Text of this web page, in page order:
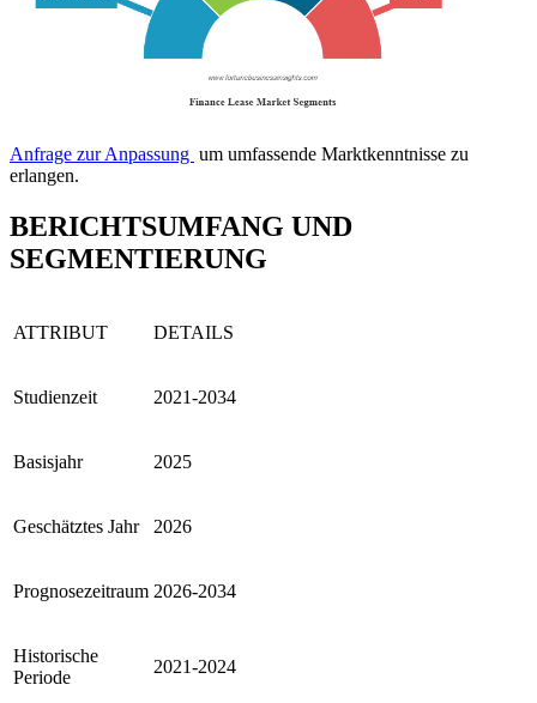
Anfrage zur Anpassung um umfassende Marktkenntnisse zu
erlangen.
BERICHTSUMFANG UND
SEGMENTIERUNG
ATTRIBUT DETAILS
Studienzeit 2021-2034
Basisjahr 2025
Geschätztes Jahr 2026
Prognosezeitraum 2026-2034
Historische
Periode
2021-2024